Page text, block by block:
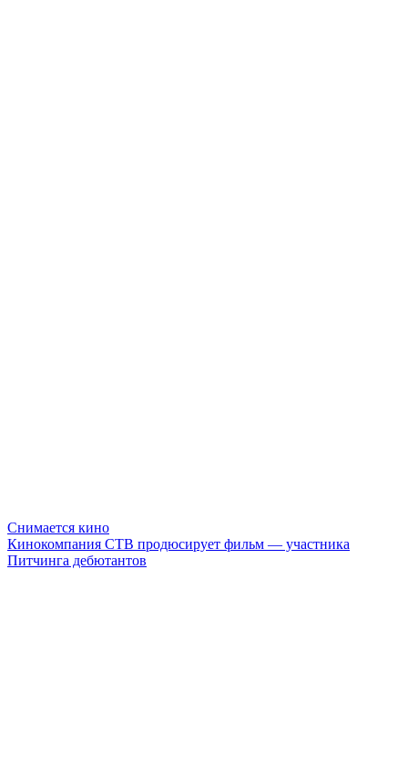
Снимается кино
Кинокомпания СТВ продюсирует фильм — участника
Питчинга дебютантов